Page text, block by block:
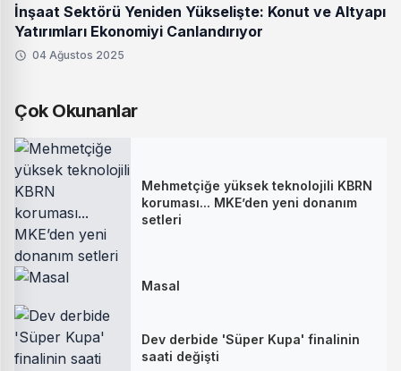
İnşaat Sektörü Yeniden Yükselişte: Konut ve Altyapı
Yatırımları Ekonomiyi Canlandırıyor
04 Ağustos 2025
Çok Okunanlar
Mehmetçiğe yüksek teknolojili KBRN
koruması... MKE’den yeni donanım
setleri
Masal
Dev derbide 'Süper Kupa' finalinin
saati değişti